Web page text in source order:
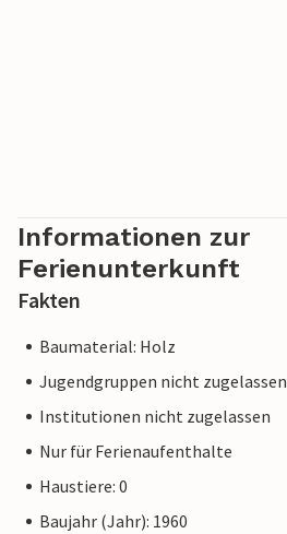
Informationen zur
Ferienunterkunft
Fakten
Baumaterial: Holz
Jugendgruppen nicht zugelassen
Institutionen nicht zugelassen
Nur für Ferienaufenthalte
Haustiere: 0
Baujahr (Jahr): 1960